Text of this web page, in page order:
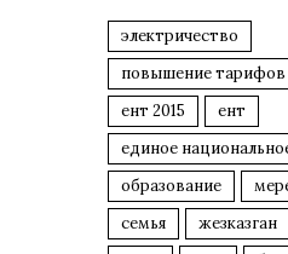
электричество
повышение тарифов
ент 2015
ент
единое
образование
семья
жезказган